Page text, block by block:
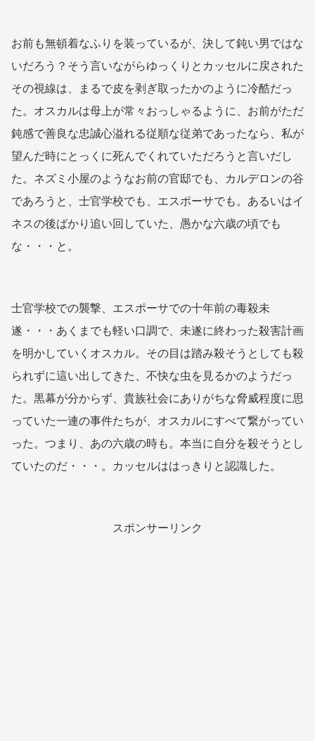
お前も無頓着なふりを装っているが、決して鈍い男ではな
いだろう？そう言いながらゆっくりとカッセルに戻された
その視線は、まるで皮を剥ぎ取ったかのように冷酷だっ
た。オスカルは母上が常々おっしゃるように、お前がただ
鈍感で善良な忠誠心溢れる従順な従弟であったなら、私が
望んだ時にとっくに死んでくれていただろうと言いだし
た。ネズミ小屋のようなお前の官邸でも、カルデロンの谷
であろうと、士官学校でも、エスポーサでも。あるいはイ
ネスの後ばかり追い回していた、愚かな六歳の頃でも
な・・・と。
士官学校での襲撃、エスポーサでの十年前の毒殺未
遂・・・あくまでも軽い口調で、未遂に終わった殺害計画
を明かしていくオスカル。その目は踏み殺そうとしても殺
られずに這い出してきた、不快な虫を見るかのようだっ
た。黒幕が分からず、貴族社会にありがちな脅威程度に思
っていた一連の事件たちが、オスカルにすべて繋がってい
った。つまり、あの六歳の時も。本当に自分を殺そうとし
ていたのだ・・・。カッセルははっきりと認識した。
スポンサーリンク